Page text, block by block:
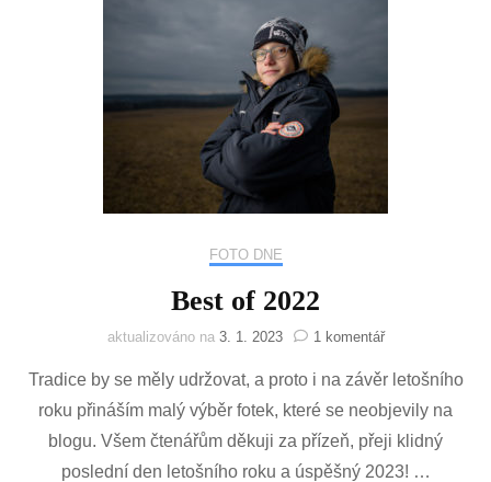
FOTO DNE
Best of 2022
aktualizováno na 3. 1. 2023 1 komentářu
s
názvem
Best
of
2022
Tradice by se měly udržovat, a proto i na závěr letošního
roku přináším malý výběr fotek, které se neobjevily na
blogu. Všem čtenářům děkuji za přízeň, přeji klidný
poslední den letošního roku a úspěšný 2023! …